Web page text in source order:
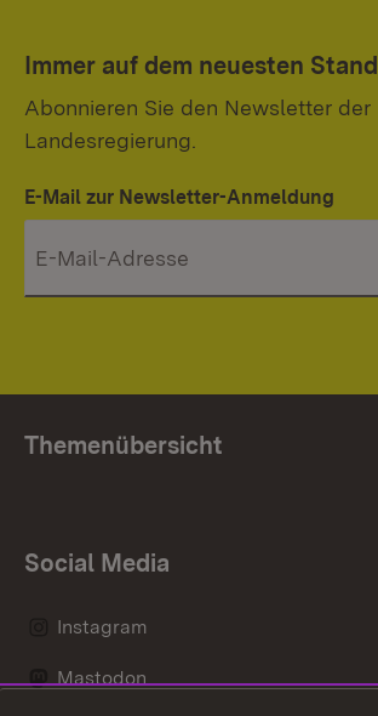
Immer auf dem neuesten Stand
Abonnieren Sie den Newsletter der
Landesregierung.
E-Mail zur Newsletter-Anmeldung
Themenübersicht
Social Media
Instagram
Mastodon